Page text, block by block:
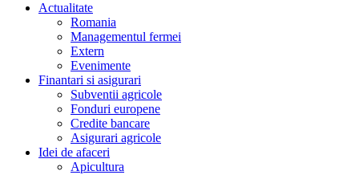
Actualitate
Romania
Managementul fermei
Extern
Evenimente
Finantari si asigurari
Subventii agricole
Fonduri europene
Credite bancare
Asigurari agricole
Idei de afaceri
Apicultura